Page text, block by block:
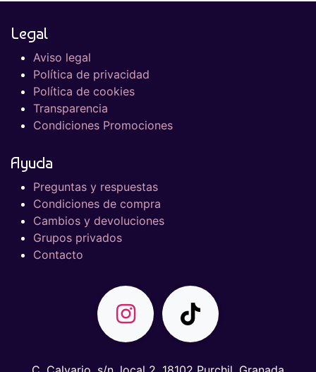
Legal
Aviso legal
Política de privacidad
Política de cookies
Transparencia
Condiciones Promociones
Ayuda
Preguntas y respuestas
Condiciones de compra
Cambios y devoluciones
Grupos privados
Contacto